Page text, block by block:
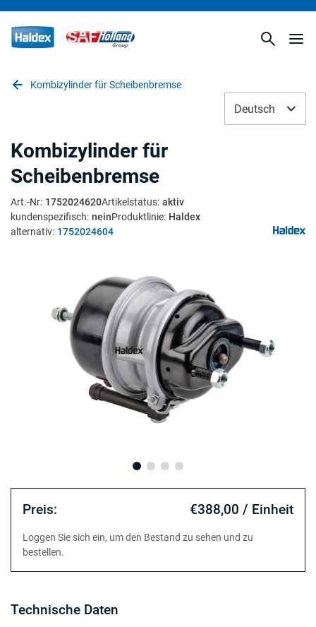
Kombizylinder für Scheibenbremse
Deutsch
Kombizylinder für
Scheibenbremse
Art.-Nr: 1752024620Artikelstatus: aktiv
kundenspezifisch: neinProduktlinie: Haldex
alternativ: 1752024604
Preis: €388,00 / Einheit
Loggen Sie sich ein, um den Bestand zu sehen und zu
bestellen.
Technische Daten